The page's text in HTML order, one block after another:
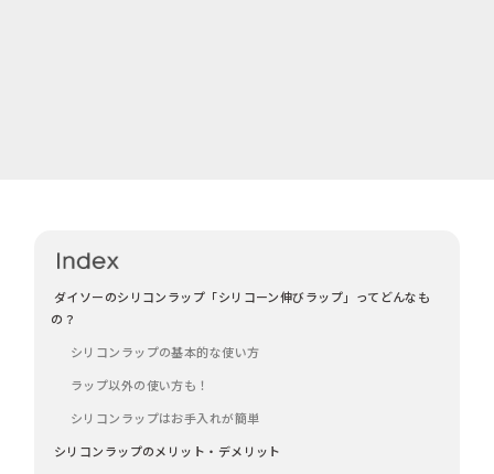
ダイソーのシリコンラップ「シリコーン伸びラップ」ってどんなも
の？
シリコンラップの基本的な使い方
ラップ以外の使い方も！
シリコンラップはお手入れが簡単
シリコンラップのメリット・デメリット